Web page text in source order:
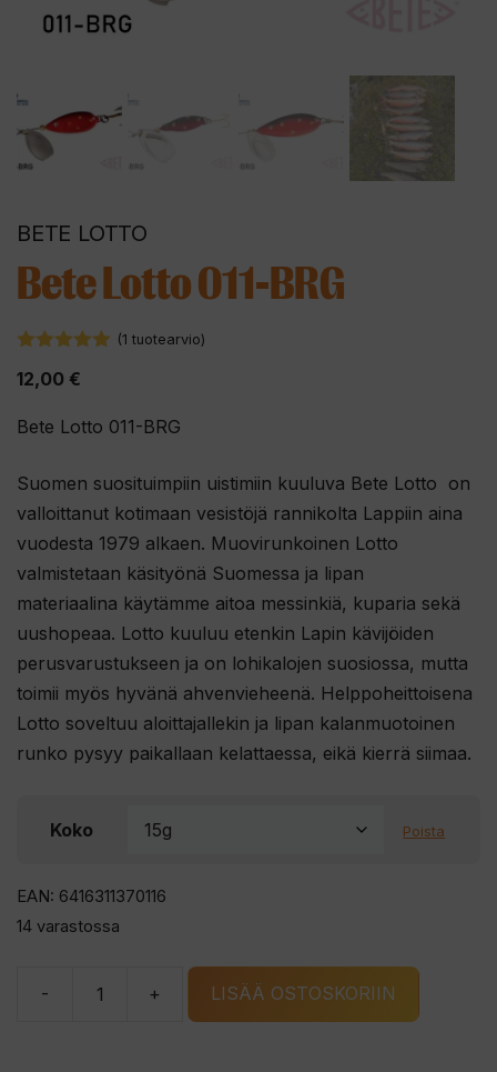
BETE LOTTO
Bete Lotto 011-BRG
(1 tuotearvio)
12,00 €
Bete Lotto 011-BRG
Suomen suosituimpiin uistimiin kuuluva Bete Lotto on
valloittanut kotimaan vesistöjä rannikolta Lappiin aina
vuodesta 1979 alkaen. Muovirunkoinen Lotto
valmistetaan käsityönä Suomessa ja lipan
materiaalina käytämme aitoa messinkiä, kuparia sekä
uushopeaa. Lotto kuuluu etenkin Lapin kävijöiden
perusvarustukseen ja on lohikalojen suosiossa, mutta
toimii myös hyvänä ahvenvieheenä. Helppoheittoisena
Lotto soveltuu aloittajallekin ja lipan kalanmuotoinen
runko pysyy paikallaan kelattaessa, eikä kierrä siimaa.
Koko Poista
EAN: 6416311370116
14 varastossa
-
Bete
+ LISÄÄ OSTOSKORIIN